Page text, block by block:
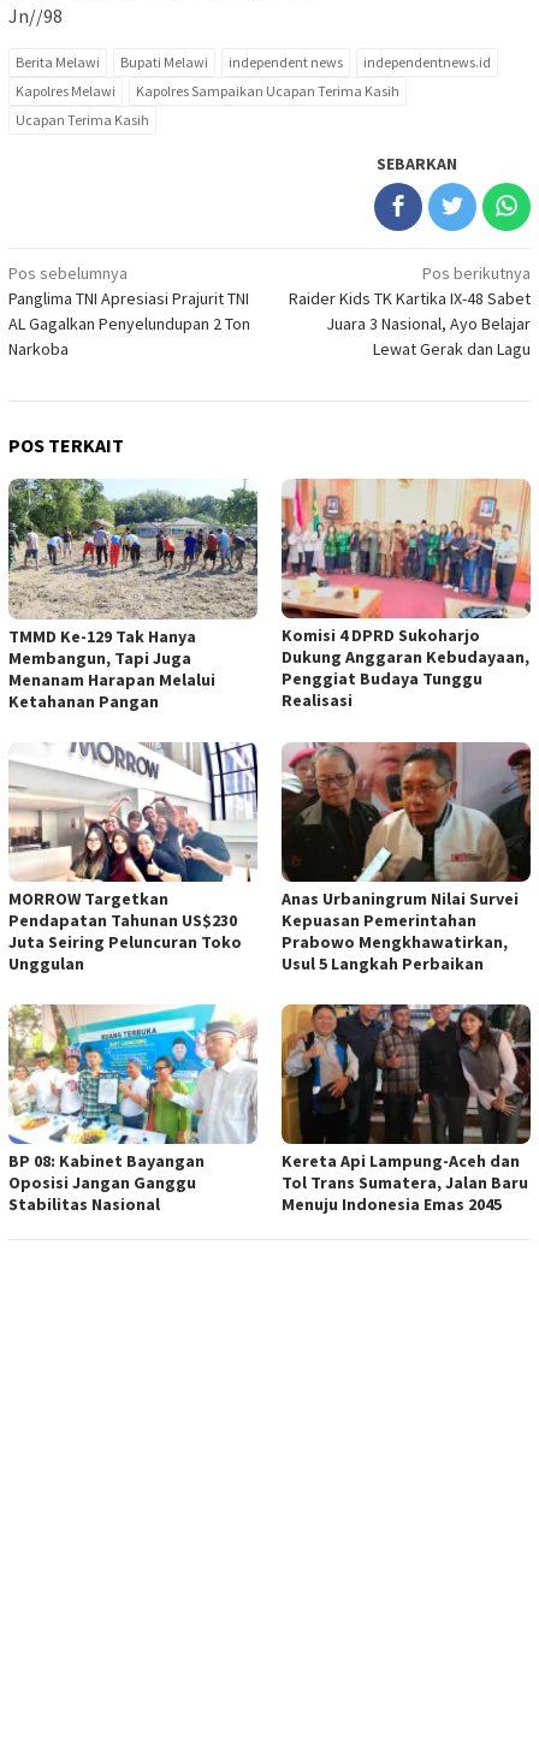
Jn//98
Berita Melawi Bupati Melawi independent news
independentnews.id
Kapolres Melawi
Kapolres Sampaikan Ucapan Terima Kasih
Ucapan Terima Kasih
SEBARKAN
Navigasi
pos
Pos sebelumnya
Panglima TNI Apresiasi Prajurit TNI
AL Gagalkan Penyelundupan 2 Ton
Narkoba
Pos berikutnya
Raider Kids TK Kartika IX-48 Sabet
Juara 3 Nasional, Ayo Belajar
Lewat Gerak dan Lagu
POS TERKAIT
TMMD Ke-129 Tak Hanya
Membangun, Tapi Juga
Menanam Harapan Melalui
Ketahanan Pangan
Komisi 4 DPRD Sukoharjo
Dukung Anggaran Kebudayaan,
Penggiat Budaya Tunggu
Realisasi
MORROW Targetkan
Pendapatan Tahunan US$230
Juta Seiring Peluncuran Toko
Unggulan
Anas Urbaningrum Nilai Survei
Kepuasan Pemerintahan
Prabowo Mengkhawatirkan,
Usul 5 Langkah Perbaikan
BP 08: Kabinet Bayangan
Oposisi Jangan Ganggu
Stabilitas Nasional
Kereta Api Lampung-Aceh dan
Tol Trans Sumatera, Jalan Baru
Menuju Indonesia Emas 2045